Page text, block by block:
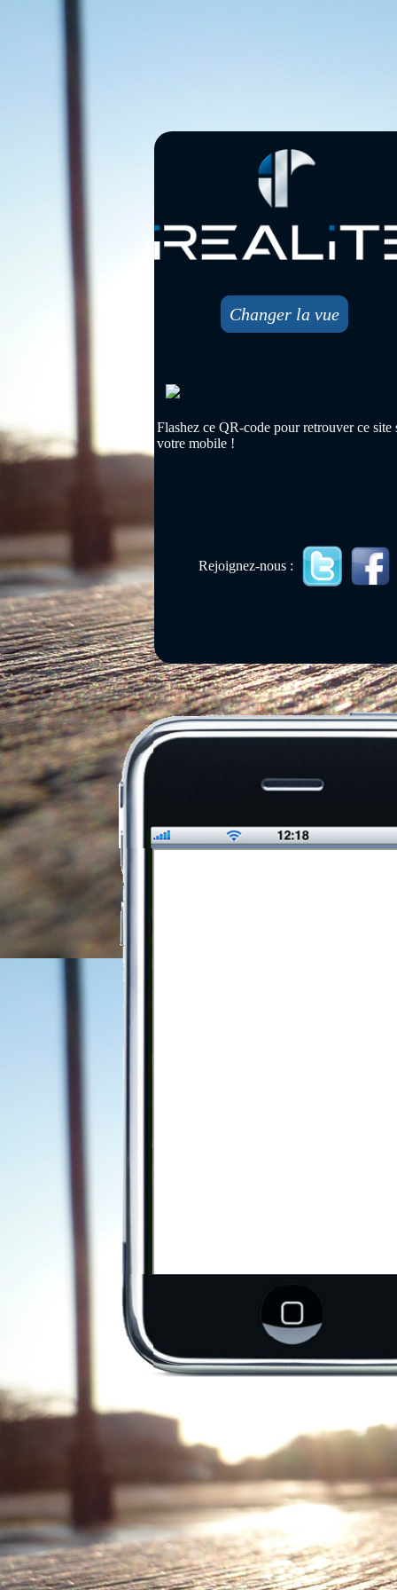
Changer la vue
Flashez ce QR-code pour retrouver ce site
votre mobile !
Rejoignez-nous :